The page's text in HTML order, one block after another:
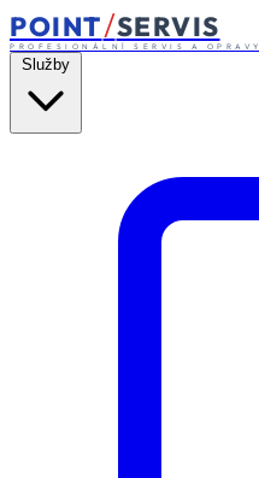
POINT/SERVIS
PROFESIONÁLNÍ SERVIS A OPRAVY
Služby